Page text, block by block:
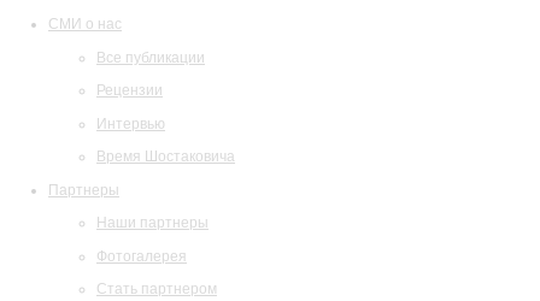
СМИ о нас
Все публикации
Рецензии
Интервью
Время Шостаковича
Партнеры
Наши партнеры
Фотогалерея
Стать партнером